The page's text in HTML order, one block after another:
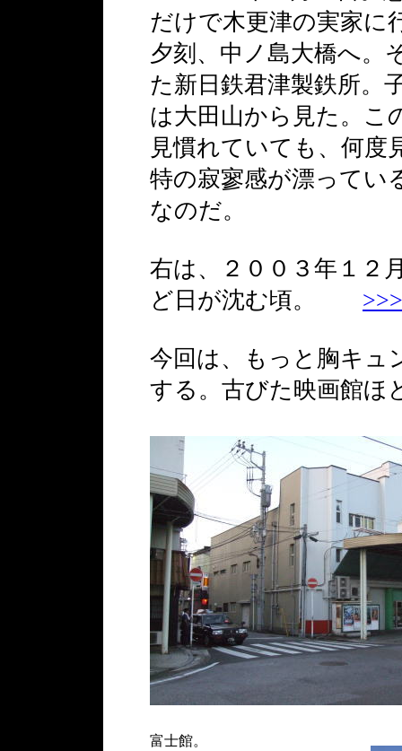
だけで木更津の実家に
夕刻、中ノ島大橋へ。
た新日鉄君津製鉄所。
は大田山から見た。こ
見慣れていても、何度
特の寂寥感が漂ってい
なのだ。
右は、２００３年１２
ど日が沈む頃。
今回は、もっと胸キュ
する。古びた映画館ほ
富士館。